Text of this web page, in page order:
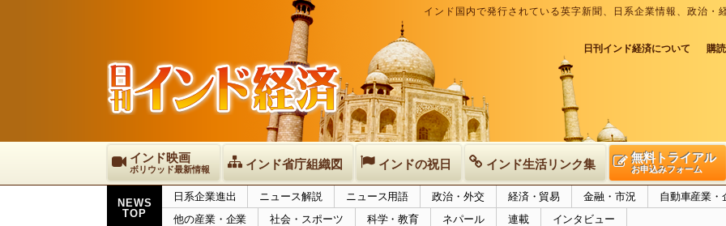
インド国内で発行されている英字新聞、日系企業情報、政治
日刊インド経済について 購
インド映画
ボリウッド最新情報 インド省庁組織図 インドの祝日 インド生活リンク集 無料トライアル
お申込みフォーム
NEWS
TOP
日系企業進出 ニュース解説 ニュース用語 政治・外交 経済・貿易 金融・市況
自動車産業・
他の産業・企業
社会・スポーツ 科学・教育 ネパール 連載 インタビュー